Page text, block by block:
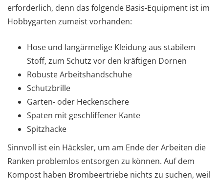
erforderlich, denn das folgende Basis-Equipment ist im
Hobbygarten zumeist vorhanden:
Hose und langärmelige Kleidung aus stabilem
Stoff, zum Schutz vor den kräftigen Dornen
Robuste Arbeitshandschuhe
Schutzbrille
Garten- oder Heckenschere
Spaten mit geschliffener Kante
Spitzhacke
Sinnvoll ist ein Häcksler, um am Ende der Arbeiten die
Ranken problemlos entsorgen zu können. Auf dem
Kompost haben Brombeertriebe nichts zu suchen, weil